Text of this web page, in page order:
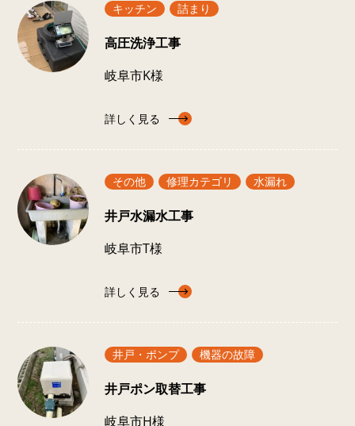
キッチン 詰まり
高圧洗浄工事
岐阜市K様
詳しく見る
その他 修理カテゴリ 水漏れ
井戸水漏水工事
岐阜市T様
詳しく見る
井戸・ポンプ 機器の故障
井戸ポン取替工事
岐阜市H様